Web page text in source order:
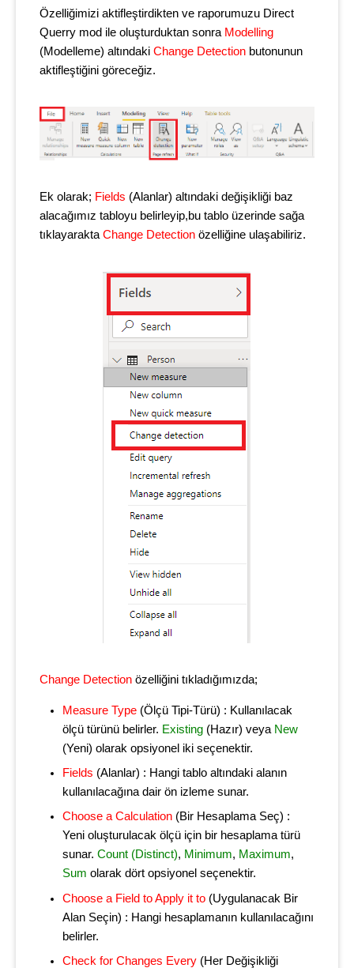
Özelliğimizi aktifleştirdikten ve raporumuzu Direct
Querry mod ile oluşturduktan sonra Modelling
(Modelleme) altındaki Change Detection butonunun
aktifleştiğini göreceğiz.
Ek olarak; Fields (Alanlar) altındaki değişikliği baz
alacağımız tabloyu belirleyip,bu tablo üzerinde sağa
tıklayaraktaChange Detection özelliğine ulaşabiliriz.
Change Detection özelliğini tıkladığımızda;
Measure Type (Ölçü Tipi-Türü) : Kullanılacak
ölçü türünü belirler. Existing (Hazır) veya New
(Yeni) olarak opsiyonel iki seçenektir.
Fields (Alanlar) : Hangi tablo altındaki alanın
kullanılacağına dair ön izleme sunar.
Choose a Calculation (Bir Hesaplama Seç) :
Yeni oluşturulacak ölçü için bir hesaplama türü
sunar. Count (Distinct), Minimum, Maximum,
Sum olarak dört opsiyonel seçenektir.
Choose a Field to Apply it to (Uygulanacak Bir
Alan Seçin) : Hangi hesaplamanın kullanılacağını
belirler.
Check for Changes Every (Her Değişikliği